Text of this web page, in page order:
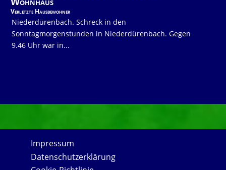
Verletzte Hausbewohner
Niederdürenbach. Schreck in den
Sonntagmorgenstunden in Niederdürenbach. Gegen
9.46 Uhr war in...
Impressum
Datenschutzerklärung